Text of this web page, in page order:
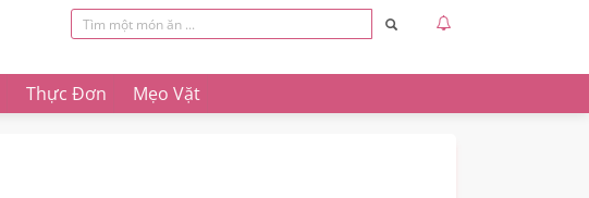
Thực Đơn Mẹo Vặt